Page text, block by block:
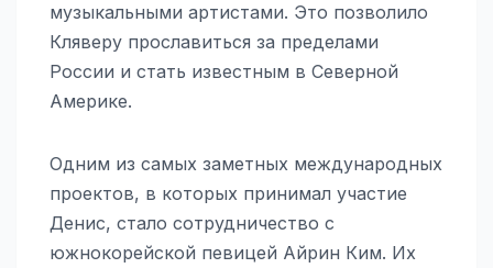
музыкальными артистами. Это позволило
Кляверу прославиться за пределами
России и стать известным в Северной
Америке.
Одним из самых заметных международных
проектов, в которых принимал участие
Денис, стало сотрудничество с
южнокорейской певицей Айрин Ким. Их